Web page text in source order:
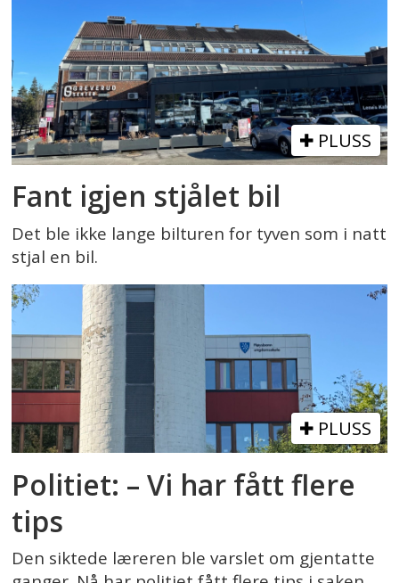
PLUSS
Fant igjen stjålet bil
Det ble ikke lange bilturen for tyven som i natt
stjal en bil.
PLUSS
Politiet: – Vi har fått flere
tips
Den siktede læreren ble varslet om gjentatte